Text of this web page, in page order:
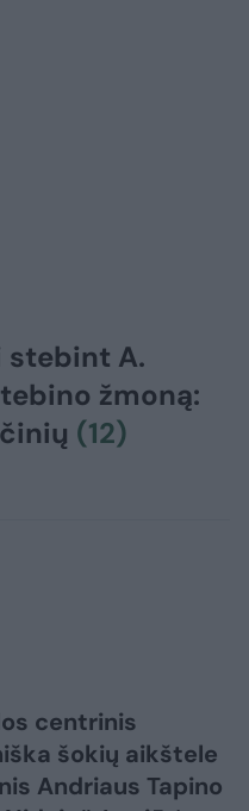
stebint A.
žmoną:
(12)
centrinis
šokių aikštele
Andriaus Tapino